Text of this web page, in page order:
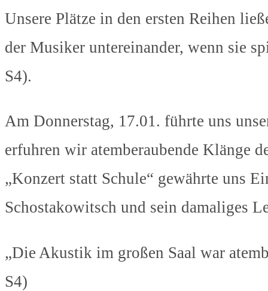
Unsere Plätze in den ersten Reihen
der Musiker untereinander, wenn sie
S4).
Am Donnerstag, 17.01. führte uns
erfuhren wir atemberaubende Klänge
„Konzert statt Schule“ gewährte uns
Schostakowitsch und sein damaliges
„Die Akustik im großen Saal war
S4)